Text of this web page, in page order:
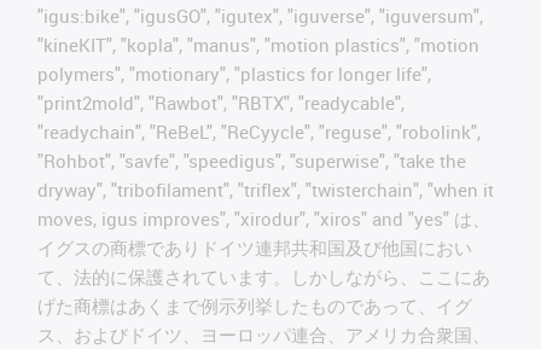
"igus:bike", "igusGO", "igutex", "iguverse", "iguversum",
"kineKIT", "kopla", "manus", "motion plastics", "motion
polymers", "motionary", "plastics for longer life",
"print2mold", "Rawbot", "RBTX", "readycable",
"readychain", "ReBeL", "ReCyycle", "reguse", "robolink",
"Rohbot", "savfe", "speedigus", "superwise", "take the
dryway", "tribofilament", "triflex", "twisterchain", "when it
moves, igus improves", "xirodur", "xiros" and "yes" は、
イグスの商標でありドイツ連邦共和国及び他国におい
て、法的に保護されています。しかしながら、ここにあ
げた商標はあくまで例示列挙したものであって、イグ
ス、およびドイツ、ヨーロッパ連合、アメリカ合衆国、